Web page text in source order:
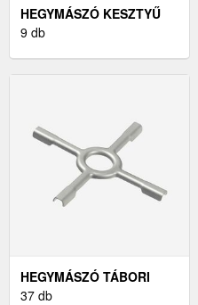
HEGYMÁSZÓ KESZTYŰ
9 db
HEGYMÁSZÓ TÁBORI
FELSZERELÉS
37 db